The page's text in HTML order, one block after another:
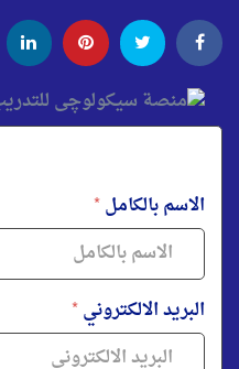
الاسم بالكامل*
البريد الالكتروني*